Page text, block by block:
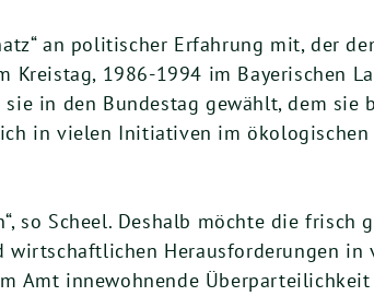
an politischer Erfahrung mit, der
Kreistag, 1986-1994 im Bayerischen
in den Bundestag gewählt, dem
in vielen Initiativen im
so Scheel. Deshalb möchte die
Herausforderungen
Amt innewohnende